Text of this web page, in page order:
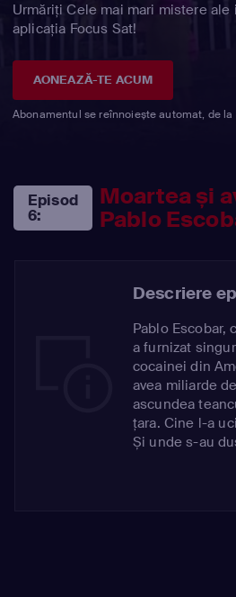
Urmăriți Cele mai mari mistere
aplicația Focus Sat!
AONEAZĂ-TE ACUM
Abonamentul se reînnoiește automat, de la
Episod
6:
Moartea și
Pablo
Descriere
Pablo Escobar,
a furnizat
cocainei din
avea miliarde
ascundea
țara. Cine l-a
Și unde s-au